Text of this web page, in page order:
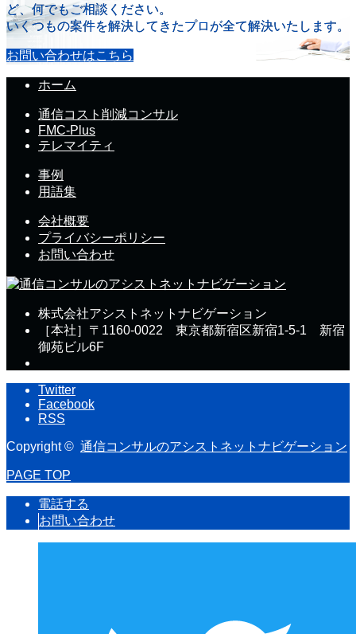
ど、何でもご相談ください。
いくつもの案件を解決してきたプロが全て解決いたします。
お問い合わせはこちら
ホーム
通信コスト削減コンサル
FMC-Plus
テレマイティ
事例
用語集
会社概要
プライバシーポリシー
お問い合わせ
株式会社アシストネットナビゲーション
［本社］〒1160-0022 東京都新宿区新宿1-5-1 新宿
御苑ビル6F
Twitter
Facebook
RSS
Copyright © 通信コンサルのアシストネットナビゲーション
PAGE TOP
電話する
お問い合わせ